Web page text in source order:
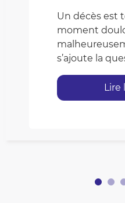
Un décès est
moment
s’ajoute la
Lire